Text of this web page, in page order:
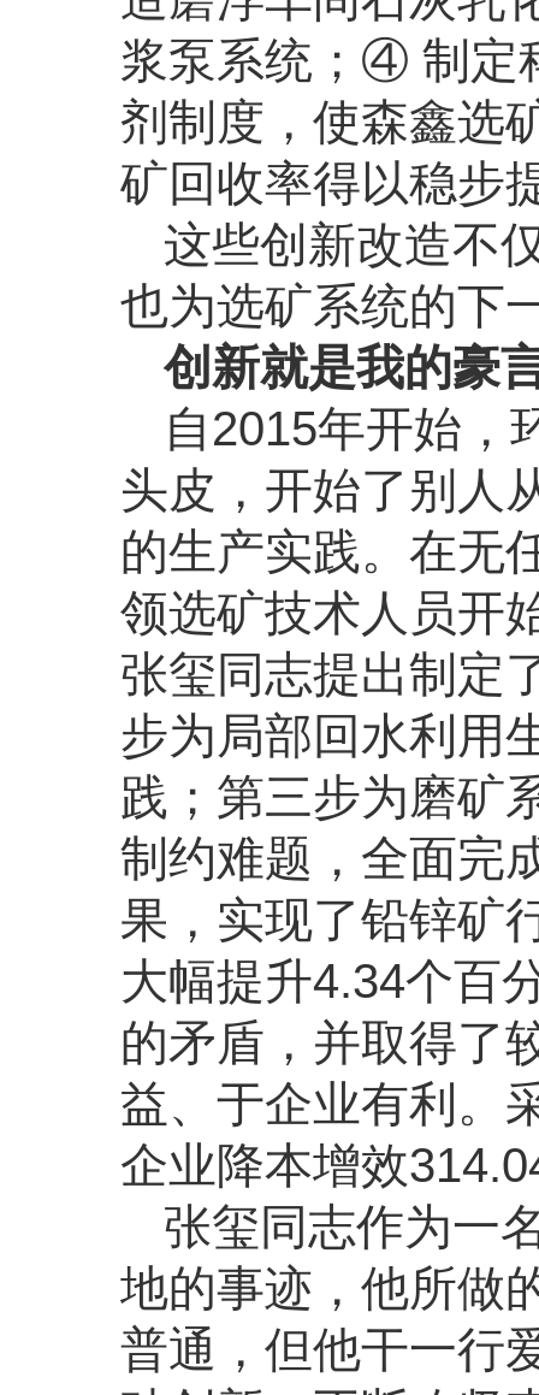
浆泵系统；④ 制定
剂制度，使森鑫选
矿回收率得以稳步
这些创新改造不
也为选矿系统的下
创新就是我的豪
自2015年开始，
头皮，开始了别人
的生产实践。在无
领选矿技术人员开
张玺同志提出制定
步为局部回水利用
践；第三步为磨矿
制约难题，全面完
果，实现了铅锌矿
大幅提升4.34个百
的矛盾，并取得了
益、于企业有利。
企业降本增效
张玺同志作为一
地的事迹，他所做
普通，但他干一行